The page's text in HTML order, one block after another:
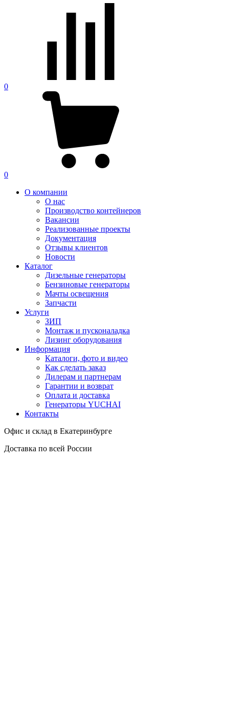
0
0
О компании
О нас
Производство контейнеров
Вакансии
Реализованные проекты
Документация
Отзывы клиентов
Новости
Каталог
Дизельные генераторы
Бензиновые генераторы
Мачты освещения
Запчасти
Услуги
ЗИП
Монтаж и пусконаладка
Лизинг оборудования
Информация
Каталоги, фото и видео
Как сделать заказ
Дилерам и партнерам
Гарантии и возврат
Оплата и доставка
Генераторы YUCHAI
Контакты
Офис и склад в Екатеринбурге
Доставка по всей России